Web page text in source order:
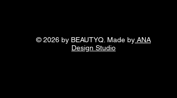
© 2026 by BEAUTYQ. Made by ANA
Design Studio